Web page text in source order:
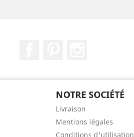
NOTRE SOCIÉTÉ
Livraison
Mentions légales
Conditions d'utilisation